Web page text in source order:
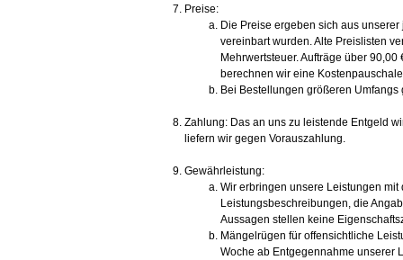
Preise:
Die Preise ergeben sich aus
vereinbart wurden. Alte Preislisten
Mehrwertsteuer. Aufträge über
berechnen wir eine
Bei Bestellungen größeren
Zahlung: Das an uns zu leistende Entgeld
liefern wir gegen Vorauszahlung.
Gewährleistung:
Wir erbringen unsere Leistungen
Leistungsbeschreibungen, die
Aussagen stellen keine
Mängelrügen für offensichtliche
Woche ab Entgegennahme unserer